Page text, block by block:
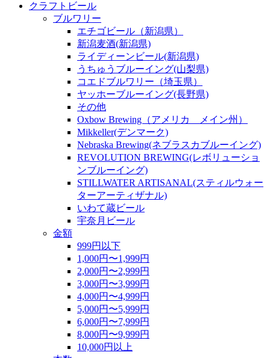
クラフトビール
ブルワリー
エチゴビール（新潟県）
新潟麦酒(新潟県)
ライディーンビール(新潟県)
うちゅうブルーイング(山梨県)
コエドブルワリー（埼玉県）
ヤッホーブルーイング(長野県)
その他
Oxbow Brewing（アメリカ メイン州）
Mikkeller(デンマーク)
Nebraska Brewing(ネブラスカブルーイング)
REVOLUTION BREWING(レボリューショ
ンブルーイング)
STILLWATER ARTISANAL(スティルウォー
ターアーティザナル)
いわて蔵ビール
宇奈月ビール
金額
999円以下
1,000円〜1,999円
2,000円〜2,999円
3,000円〜3,999円
4,000円〜4,999円
5,000円〜5,999円
6,000円〜7,999円
8,000円〜9,999円
10,000円以上